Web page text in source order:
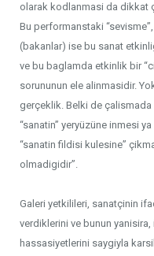
olarak kodlanmasi da dikkat
Bu performanstaki
(bakanlar) ise bu sanat
ve bu baglamda etkinlik bir
sorununun ele alinmasidir.
gerçeklik. Belki de
“sanatin” yeryüzüne inmesi
“sanatin fildisi kulesine”
olmadigidir”.
Galeri yetkilileri, sanatçinin
verdiklerini ve bunun
hassasiyetlerini saygiyla